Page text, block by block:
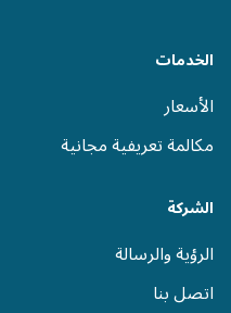
الخدمات
الأسعار
مكالمة تعريفية مجانية
الشركة
الرؤية والرسالة
اتصل بنا